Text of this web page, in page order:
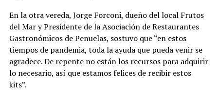
En la otra vereda, Jorge Forconi, dueño del local Frutos
del Mar y Presidente de la Asociación de Restaurantes
Gastronómicos de Peñuelas, sostuvo que “en estos
tiempos de pandemia, toda la ayuda que pueda venir se
agradece. De repente no están los recursos para adquirir
lo necesario, así que estamos felices de recibir estos
kits”.